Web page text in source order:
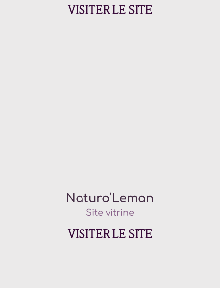
VISITER LE SITE
Naturo’Leman
Site vitrine
VISITER LE SITE